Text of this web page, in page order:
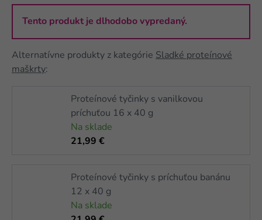
Tento produkt je dlhodobo vypredaný.
Alternatívne produkty z kategórie Sladké proteínové
maškrty:
Proteínové tyčinky s vanilkovou
príchuťou 16 x 40 g
Na sklade
21,99 €
Proteínové tyčinky s príchuťou banánu
12 x 40 g
Na sklade